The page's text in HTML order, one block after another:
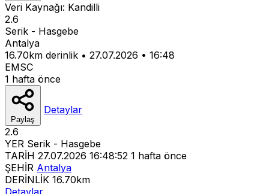
Veri Kaynağı: Kandilli
2.6
Serik - Hasgebe
Antalya
16.70km derinlik • 27.07.2026 • 16:48
EMSC
1 hafta önce
Paylaş
Detaylar
2.6
YER Serik - Hasgebe
TARİH 27.07.2026 16:48:52 1 hafta önce
ŞEHİR Antalya
DERİNLİK 16.70km
Detaylar